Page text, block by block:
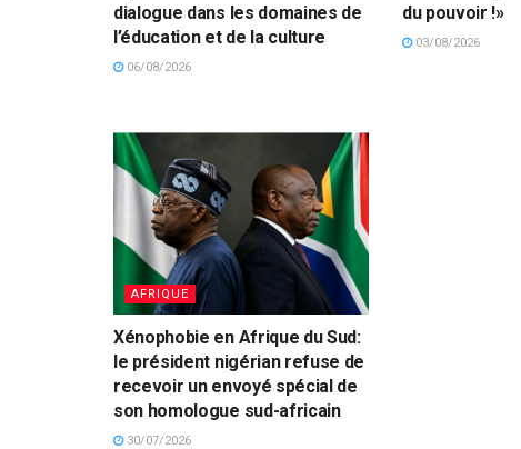
dialogue dans les domaines de
l’éducation et de la culture
06/08/2026
du pouvoir !»
03/08/2026
AFRIQUE
Xénophobie en Afrique du Sud:
le président nigérian refuse de
recevoir un envoyé spécial de
son homologue sud-africain
30/07/2026